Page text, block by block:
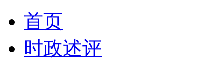
首页
时政述评